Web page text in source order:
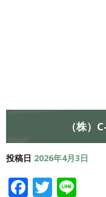
（株）
投稿日 2026年4月3日
Facebook